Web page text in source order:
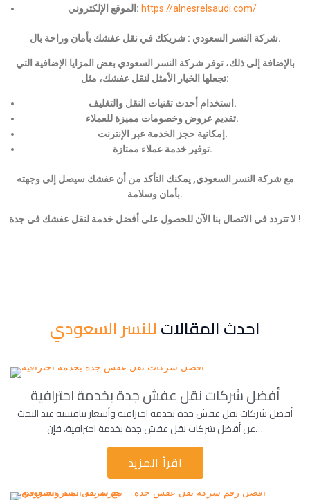
الموقع الإلكتروني: https://alnesrelsaudi.com/
شركة النسر السعودي : شريكك في نقل عفشك بأمان وراحة بال.
بالإضافة إلى ذلك، توفر شركة النسر السعودي بعض المزايا الإضافية التي
تجعلها الخيار الأمثل لنقل عفشك، مثل:
استخدام أحدث تقنيات النقل والتغليف.
تقديم عروض وخصومات مميزة للعملاء.
إمكانية حجز الخدمة عبر الإنترنت.
توفير خدمة عملاء ممتازة.
مع شركة النسر السعودي, يمكنك التأكد من أن عفشك سيصل إلى وجهته
بأمان وسلامة.
لا تتردد في الاتصال بنا الآن للحصول على أفضل خدمة لنقل عفشك في جدة !
احدث المقالاتللنسر السعودي
أفضل شركات نقل عفش جدة بخدمة احترافية
أفضل شركات نقل عفش جدة بخدمة احترافية وأسعار تنافسية عند البحث
عن أفضل شركات نقل عفش جدة بخدمة احترافية، فإن…
اقرأ المزيد